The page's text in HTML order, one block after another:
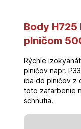
Body H725
plničom
Rýchle
plničov napr.
iba do plničov z
toto zafarbenie
schnutia.